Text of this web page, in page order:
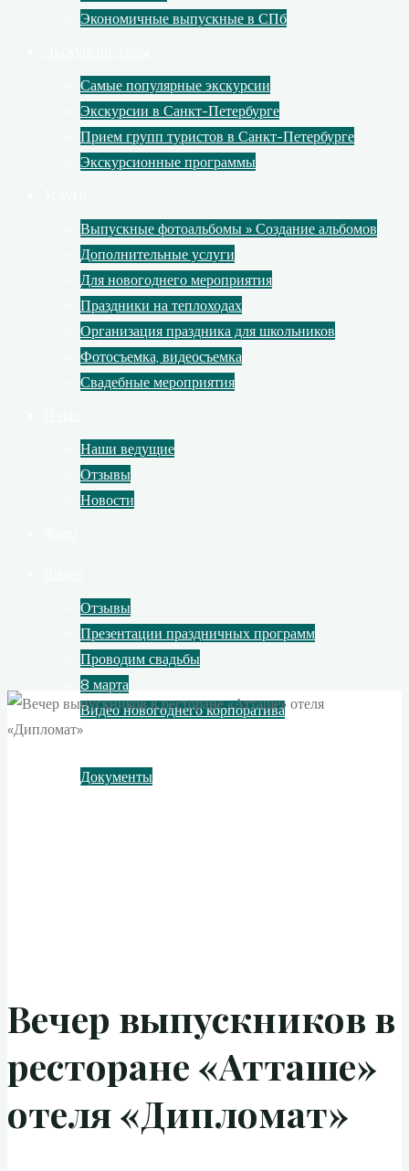
Экономичные выпускные в СПб
Самые популярные экскурсии
Экскурсии в Санкт-Петербурге
Прием групп туристов в Санкт-Петербурге
Экскурсионные программы
Выпускные фотоальбомы » Создание альбомов
Дополнительные услуги
Для новогоднего мероприятия
Праздники на теплоходах
Организация праздника для школьников
Фотосъемка, видеосъемка
Свадебные мероприятия
Наши ведущие
Отзывы
Новости
Отзывы
Презентации праздничных программ
Проводим свадьбы
8 марта
Видео новогоднего корпоратива
Документы
Вечер выпускников в
ресторане «Атташе»
отеля «Дипломат»